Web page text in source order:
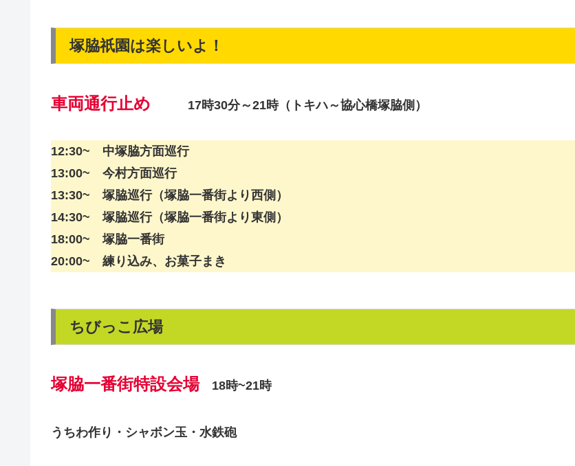
塚脇祇園は楽しいよ！
車両通行止め 17時30分～21時（トキハ～協心橋塚脇側）
12:30~ 中塚脇方面巡行
13:00~ 今村方面巡行
13:30~ 塚脇巡行（塚脇一番街より西側）
14:30~ 塚脇巡行（塚脇一番街より東側）
18:00~ 塚脇一番街
20:00~ 練り込み、お菓子まき
ちびっこ広場
塚脇一番街特設会場18時~21時
うちわ作り・シャボン玉・水鉄砲